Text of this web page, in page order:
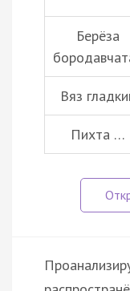
Берёза
Вяз
Пихта …